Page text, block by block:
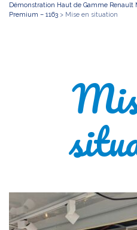
Démonstration Haut de Gamme Renault
Premium – 1163 > Mise en situation